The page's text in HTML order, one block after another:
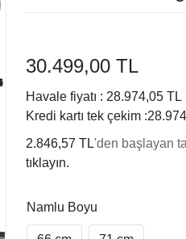
30.499,00 TL
Havale fiyatı : 28.974,05 TL
Kredi kartı tek çekim :
2.846,57 TL'den başlayan
tıklayın.
Namlu Boyu